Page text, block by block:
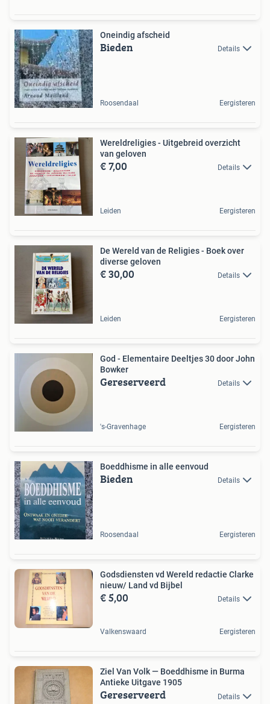
Oneindig afscheid
Bieden Details
Roosendaal Eergisteren
Wereldreligies - Uitgebreid overzicht
van geloven
€ 7,00 Details
Leiden Eergisteren
De Wereld van de Religies - Boek over
diverse geloven
€ 30,00 Details
Leiden Eergisteren
God - Elementaire Deeltjes 30 door John
Bowker
Gereserveerd Details
's-Gravenhage Eergisteren
Boeddhisme in alle eenvoud
Bieden Details
Roosendaal Eergisteren
Godsdiensten vd Wereld redactie Clarke
nieuw/ Land vd Bijbel
€ 5,00 Details
Valkenswaard Eergisteren
Ziel Van Volk — Boeddhisme in Burma
Antieke Uitgave 1905
Gereserveerd Details